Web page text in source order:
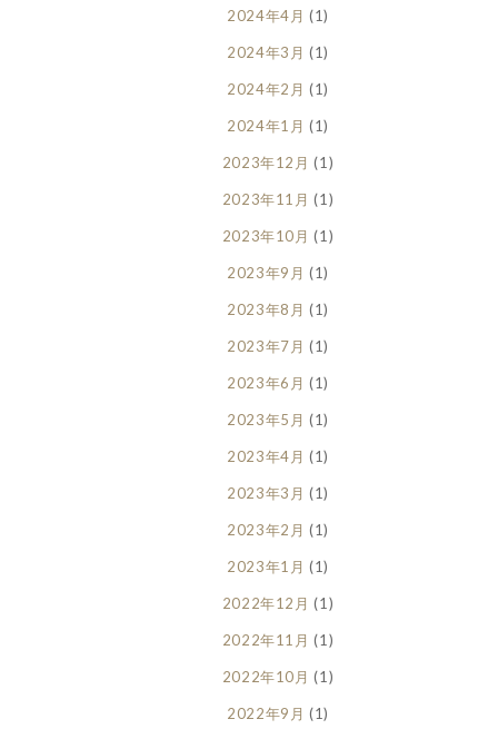
2024年4月 (1)
2024年3月 (1)
2024年2月 (1)
2024年1月 (1)
2023年12月 (1)
2023年11月 (1)
2023年10月 (1)
2023年9月 (1)
2023年8月 (1)
2023年7月 (1)
2023年6月 (1)
2023年5月 (1)
2023年4月 (1)
2023年3月 (1)
2023年2月 (1)
2023年1月 (1)
2022年12月 (1)
2022年11月 (1)
2022年10月 (1)
2022年9月 (1)